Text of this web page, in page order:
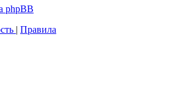
phpBB
| Правила